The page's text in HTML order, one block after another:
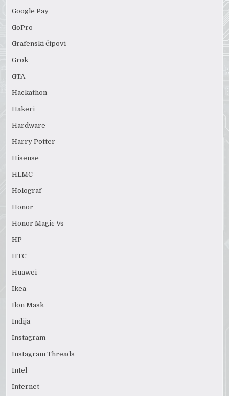
Google Pay
GoPro
Grafenski čipovi
Grok
GTA
Hackathon
Hakeri
Hardware
Harry Potter
Hisense
HLMC
Holograf
Honor
Honor Magic Vs
HP
HTC
Huawei
Ikea
Ilon Mask
Indija
Instagram
Instagram Threads
Intel
Internet